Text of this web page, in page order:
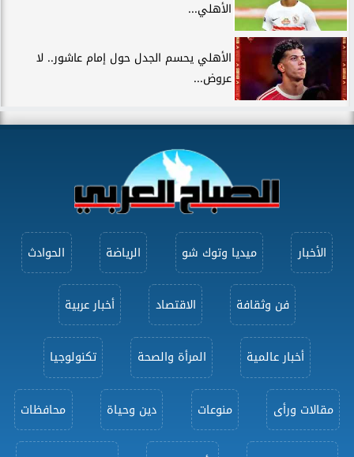
الأهلي...
الأهلي يحسم الجدل حول إمام عاشور.. لا
عروض...
الأخبار ميديا وتوك شو الرياضة الحوادث
فن وثقافة الاقتصاد أخبار عربية
أخبار عالمية المرأة والصحة تكنولوجيا
مقالات ورأى منوعات دين وحياة محافظات